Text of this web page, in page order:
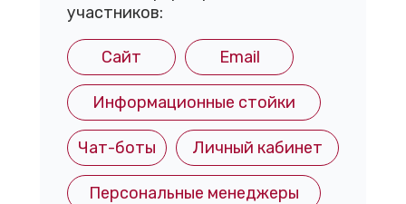
участников:
Сайт Email
Личный кабинет
Чат-боты
Информационные стойки
Персональные менеджеры